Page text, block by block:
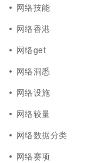
网络技能
网络香港
网络get
网络洞悉
网络设施
网络较量
网络数据分类
网络赛项